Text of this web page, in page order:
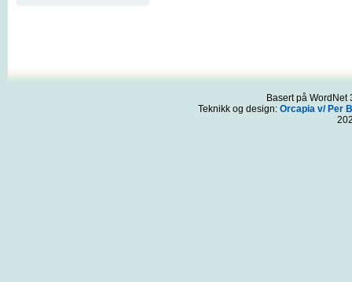
Basert på
Teknikk og design: Orcapia v/ Per